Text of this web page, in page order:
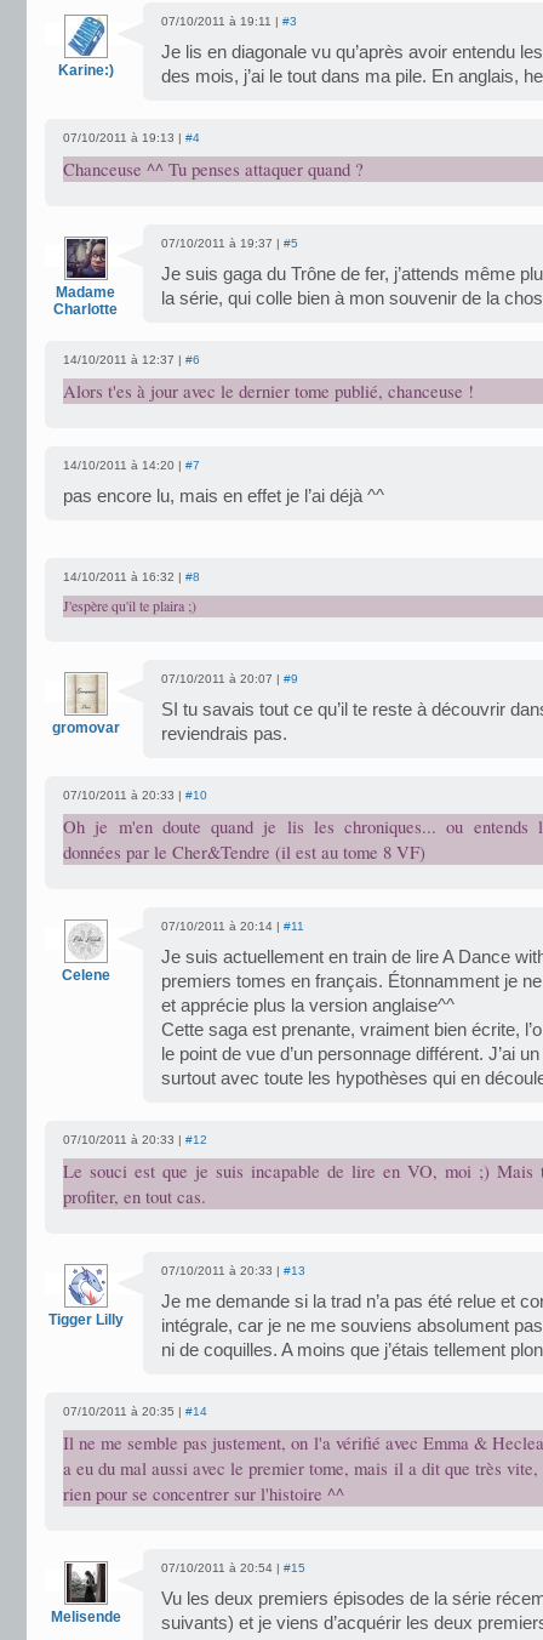
Karine:)
07/10/2011 à 19:11 | #3
Je lis en diagonale vu qu’après avoir entendu
des mois, j’ai le tout dans ma pile. En anglais,
07/10/2011 à 19:13 | #4
Chanceuse ^^ Tu penses attaquer quand ?
Madame
Charlotte
07/10/2011 à 19:37 | #5
Je suis gaga du Trône de fer, j’attends même
la série, qui colle bien à mon souvenir de la
14/10/2011 à 12:37 | #6
Alors t'es à jour avec le dernier tome publié, chanceuse !
14/10/2011 à 14:20 | #7
pas encore lu, mais en effet je l’ai déjà ^^
14/10/2011 à 16:32 | #8
J'espère qu'il te plaira ;)
gromovar
07/10/2011 à 20:07 | #9
SI tu savais tout ce qu’il te reste à découvrir
reviendrais pas.
07/10/2011 à 20:33 | #10
Oh je m'en doute quand je lis les chroniques... ou entends
données par le Cher&Tendre (il est au tome 8 VF)
Celene
07/10/2011 à 20:14 | #11
Je suis actuellement en train de lire A Dance
premiers tomes en français. Étonnamment je
et apprécie plus la version anglaise^^
Cette saga est prenante, vraiment bien écrite,
le point de vue d’un personnage différent. J’ai
surtout avec toute les hypothèses qui en
07/10/2011 à 20:33 | #12
Le souci est que je suis incapable de lire en VO, moi ;) Mais
profiter, en tout cas.
Tigger Lilly
07/10/2011 à 20:33 | #13
Je me demande si la trad n’a pas été relue et
intégrale, car je ne me souviens absolument
ni de coquilles. A moins que j’étais tellement
07/10/2011 à 20:35 | #14
Il ne me semble pas justement, on l'a vérifié avec Emma &
a eu du mal aussi avec le premier tome, mais il a dit que très vite,
rien pour se concentrer sur l'histoire ^^
Melisende
07/10/2011 à 20:54 | #15
Vu les deux premiers épisodes de la série
suivants) et je viens d’acquérir les deux